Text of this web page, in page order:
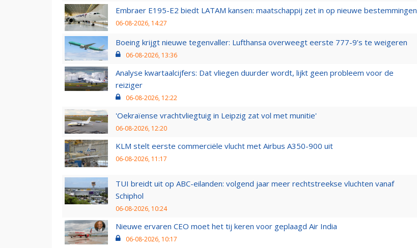
Embraer E195-E2 biedt LATAM kansen: maatschappij zet in op nieuwe bestemmingen
06-08-2026, 14:27
Boeing krijgt nieuwe tegenvaller: Lufthansa overweegt eerste 777-9’s te weigeren
06-08-2026, 13:36
Analyse kwartaalcijfers: Dat vliegen duurder wordt, lijkt geen probleem voor de
reiziger
06-08-2026, 12:22
'Oekraïense vrachtvliegtuig in Leipzig zat vol met munitie'
06-08-2026, 12:20
KLM stelt eerste commerciële vlucht met Airbus A350-900 uit
06-08-2026, 11:17
TUI breidt uit op ABC-eilanden: volgend jaar meer rechtstreekse vluchten vanaf
Schiphol
06-08-2026, 10:24
Nieuwe ervaren CEO moet het tij keren voor geplaagd Air India
06-08-2026, 10:17